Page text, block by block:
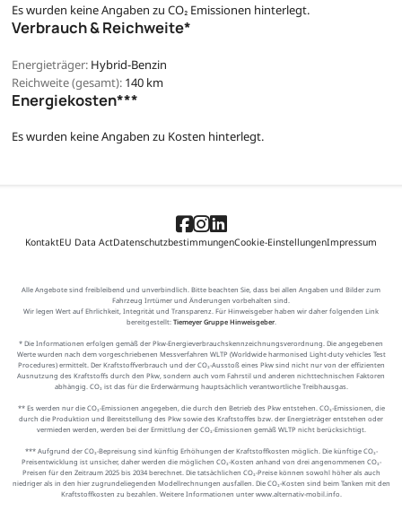
Es wurden keine Angaben zu CO₂ Emissionen hinterlegt.
Verbrauch & Reichweite*
Energieträger: Hybrid-Benzin
Reichweite (gesamt): 140 km
Energiekosten***
Es wurden keine Angaben zu Kosten hinterlegt.
KontaktEU Data ActDatenschutzbestimmungenCookie-EinstellungenImpressum
Alle Angebote sind freibleibend und unverbindlich. Bitte beachten Sie, dass bei allen Angaben und Bilder zum
Fahrzeug Irrtümer und Änderungen vorbehalten sind.
Wir legen Wert auf Ehrlichkeit, Integrität und Transparenz. Für Hinweisgeber haben wir daher folgenden Link
bereitgestellt: Tiemeyer Gruppe Hinweisgeber.
* Die Informationen erfolgen gemäß der Pkw-Energieverbrauchskennzeichnungsverordnung. Die angegebenen
Werte wurden nach dem vorgeschriebenen Messverfahren WLTP (Worldwide harmonised Light-duty vehicles Test
Procedures) ermittelt. Der Kraftstoffverbrauch und der CO₂-Ausstoß eines Pkw sind nicht nur von der effizienten
Ausnutzung des Kraftstoffs durch den Pkw, sondern auch vom Fahrstil und anderen nichttechnischen Faktoren
abhängig. CO₂ ist das für die Erderwärmung hauptsächlich verantwortliche Treibhausgas.
** Es werden nur die CO₂-Emissionen angegeben, die durch den Betrieb des Pkw entstehen. CO₂-Emissionen, die
durch die Produktion und Bereitstellung des Pkw sowie des Kraftstoffes bzw. der Energieträger entstehen oder
vermieden werden, werden bei der Ermittlung der CO₂-Emissionen gemäß WLTP nicht berücksichtigt.
*** Aufgrund der CO₂-Bepreisung sind künftig Erhöhungen der Kraftstoffkosten möglich. Die künftige CO₂-
Preisentwicklung ist unsicher, daher werden die möglichen CO₂-Kosten anhand von drei angenommenen CO₂-
Preisen für den Zeitraum 2025 bis 2034 berechnet. Die tatsächlichen CO₂-Preise können sowohl höher als auch
niedriger als in den hier zugrundeliegenden Modellrechnungen ausfallen. Die CO₂-Kosten sind beim Tanken mit den
Kraftstoffkosten zu bezahlen. Weitere Informationen unter www.alternativ-mobil.info.